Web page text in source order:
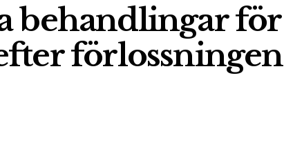
behandlingar för
förlossningen